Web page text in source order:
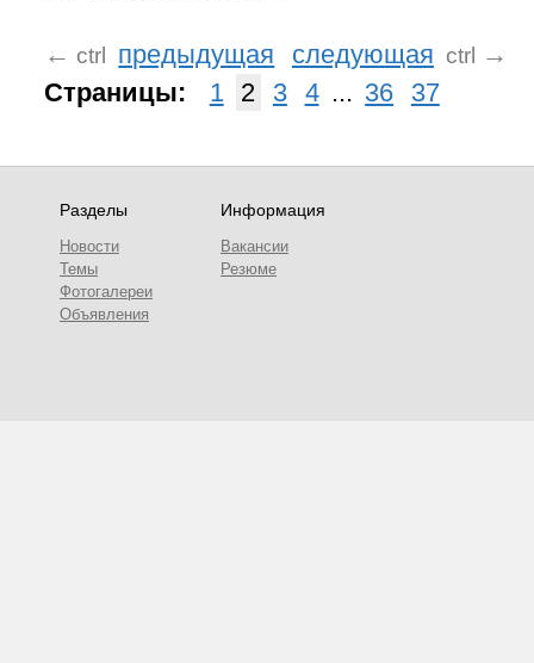
← ctrl предыдущая следующая ctrl
→
Страницы:
1 2 3 4 ... 36 37
Разделы
Новости
Темы
Фотогалереи
Объявления
Информация
Вакансии
Резюме